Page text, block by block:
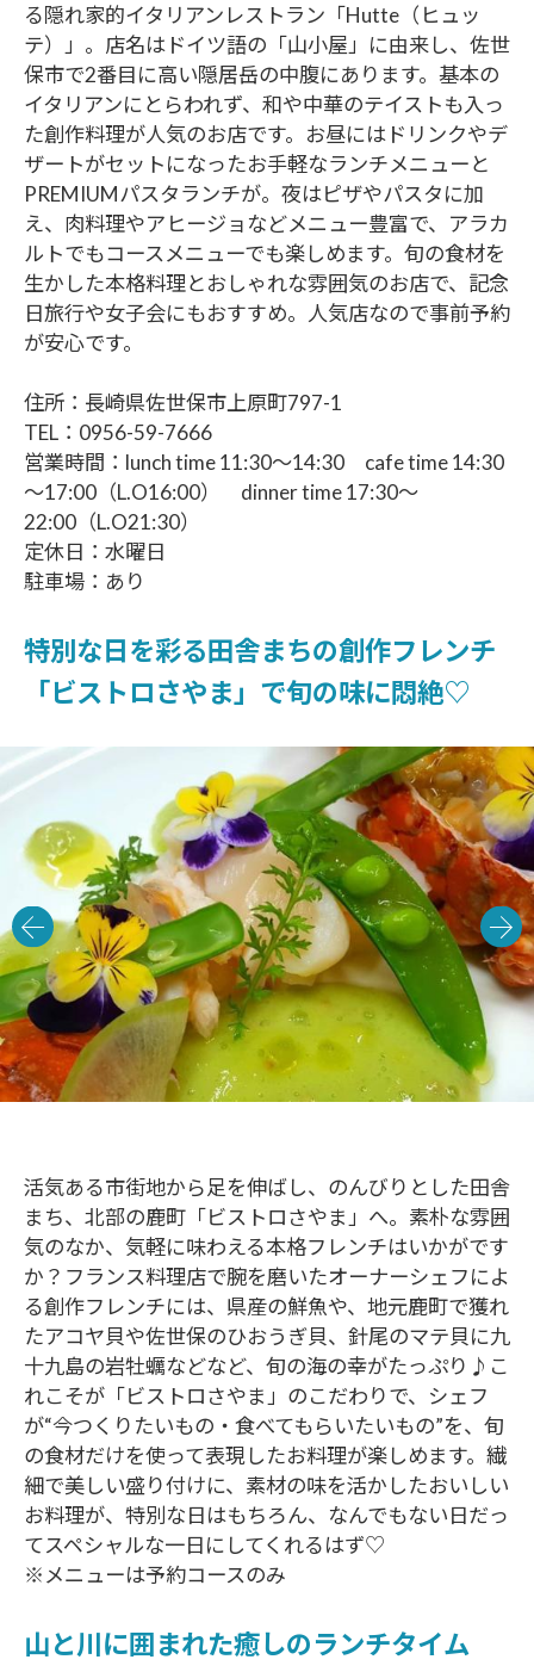
る隠れ家的イタリアンレストラン「Hutte（ヒュッ
テ）」。店名はドイツ語の「山小屋」に由来し、佐世
保市で2番目に高い隠居岳の中腹にあります。基本の
イタリアンにとらわれず、和や中華のテイストも入っ
た創作料理が人気のお店です。お昼にはドリンクやデ
ザートがセットになったお手軽なランチメニューと
PREMIUMパスタランチが。夜はピザやパスタに加
え、肉料理やアヒージョなどメニュー豊富で、アラカ
ルトでもコースメニューでも楽しめます。旬の食材を
生かした本格料理とおしゃれな雰囲気のお店で、記念
日旅行や女子会にもおすすめ。人気店なので事前予約
が安心です。
住所：長崎県佐世保市上原町797-1
TEL：0956-59-7666
営業時間：lunch time 11:30～14:30 cafe time 14:30
～17:00（L.O16:00） dinner time 17:30～
22:00（L.O21:30）
定休日：水曜日
駐車場：あり
特別な日を彩る田舎まちの創作フレンチ
「ビストロさやま」で旬の味に悶絶♡
活気ある市街地から足を伸ばし、のんびりとした田舎
まち、北部の鹿町「ビストロさやま」へ。素朴な雰囲
気のなか、気軽に味わえる本格フレンチはいかがです
か？フランス料理店で腕を磨いたオーナーシェフによ
る創作フレンチには、県産の鮮魚や、地元鹿町で獲れ
たアコヤ貝や佐世保のひおうぎ貝、針尾のマテ貝に九
十九島の岩牡蠣などなど、旬の海の幸がたっぷり♪こ
れこそが「ビストロさやま」のこだわりで、シェフ
が“今つくりたいもの・食べてもらいたいもの”を、旬
の食材だけを使って表現したお料理が楽しめます。繊
細で美しい盛り付けに、素材の味を活かしたおいしい
お料理が、特別な日はもちろん、なんでもない日だっ
てスペシャルな一日にしてくれるはず♡
※メニューは予約コースのみ
山と川に囲まれた癒しのランチタイム